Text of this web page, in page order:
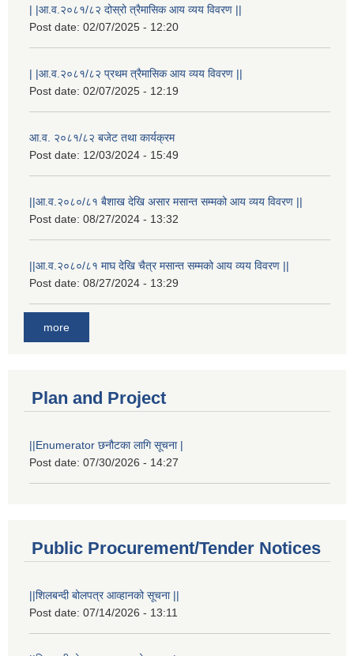
| |आ.व.२०८१/८२ दोस्रो त्रैमासिक आय व्यय विवरण ||
Post date: 02/07/2025 - 12:20
| |आ.व.२०८१/८२ प्रथम त्रैमासिक आय व्यय विवरण ||
Post date: 02/07/2025 - 12:19
आ.व. २०८१/८२ बजेट तथा कार्यक्रम
Post date: 12/03/2024 - 15:49
||आ.व.२०८०/८१ बैशाख देखि असार मसान्त सम्मको आय व्यय विवरण ||
Post date: 08/27/2024 - 13:32
||आ.व.२०८०/८१ माघ देखि चैत्र मसान्त सम्मको आय व्यय विवरण ||
Post date: 08/27/2024 - 13:29
more
Plan and Project
||Enumerator छनौटका लागि सूचना |
Post date: 07/30/2026 - 14:27
Public Procurement/Tender Notices
||शिलबन्दी बोलपत्र आव्हानको सूचना ||
Post date: 07/14/2026 - 13:11